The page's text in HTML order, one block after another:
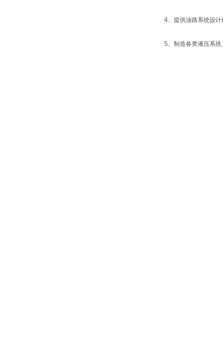
4、提供油路系统设
5、制造各类液压系